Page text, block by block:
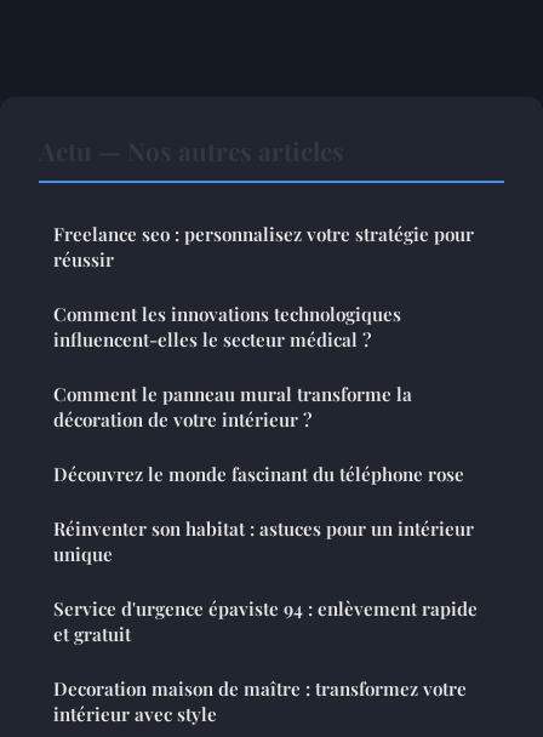
Freelance seo : personnalisez votre stratégie pour
réussir
Comment les innovations technologiques
influencent-elles le secteur médical ?
Comment le panneau mural transforme la
décoration de votre intérieur ?
Découvrez le monde fascinant du téléphone rose
Réinventer son habitat : astuces pour un intérieur
unique
Service d'urgence épaviste 94 : enlèvement rapide
et gratuit
Decoration maison de maître : transformez votre
intérieur avec style